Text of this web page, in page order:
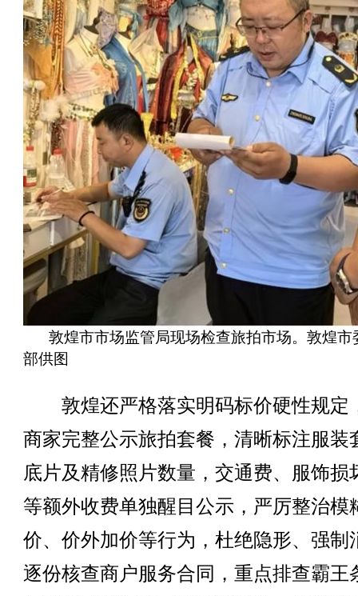
敦煌市市场监管局现场检查旅拍市场。敦煌市
部供图
敦煌还严格落实明码标价硬性规定
商家完整公示旅拍套餐，清晰标注服装
底片及精修照片数量，交通费、服饰损
等额外收费单独醒目公示，严厉整治模
价、价外加价等行为，杜绝隐形、强制
逐份核查商户服务合同，重点排查霸王